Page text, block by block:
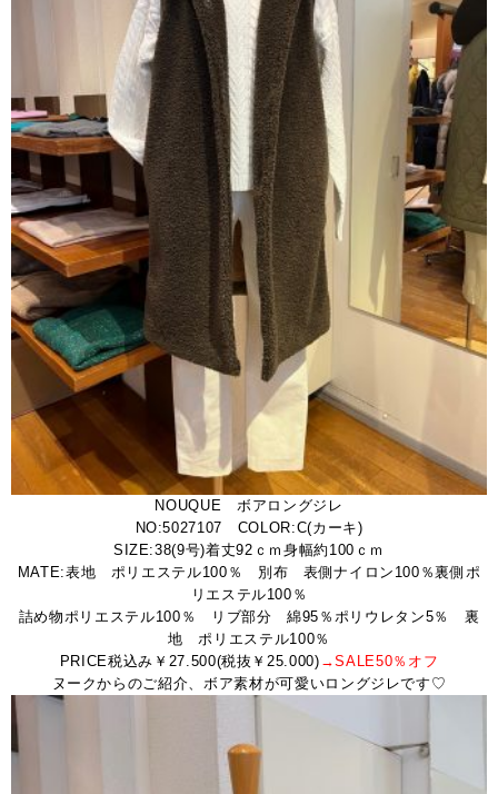
NOUQUE ボアロングジレ
NO:5027107 COLOR:C(カーキ)
SIZE:38(9号)着丈92ｃｍ身幅約100ｃｍ
MATE:表地 ポリエステル100％ 別布 表側ナイロン100％裏側ポ
リエステル100％
詰め物ポリエステル100％ リブ部分 綿95％ポリウレタン5％ 裏
地 ポリエステル100％
PRICE税込み￥27.500(税抜￥25.000) →SALE50％オフ
ヌークからのご紹介、ボア素材が可愛いロングジレです♡